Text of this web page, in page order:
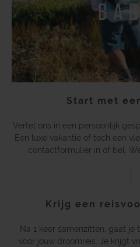
Start met
Vertel ons in een persoonlijk
Een luxe vakantie of toch een
contactformulier in of bel.
Krijg een
Na 1 keer samenzitten, gaat je
voor jouw droomreis. Je krijgt